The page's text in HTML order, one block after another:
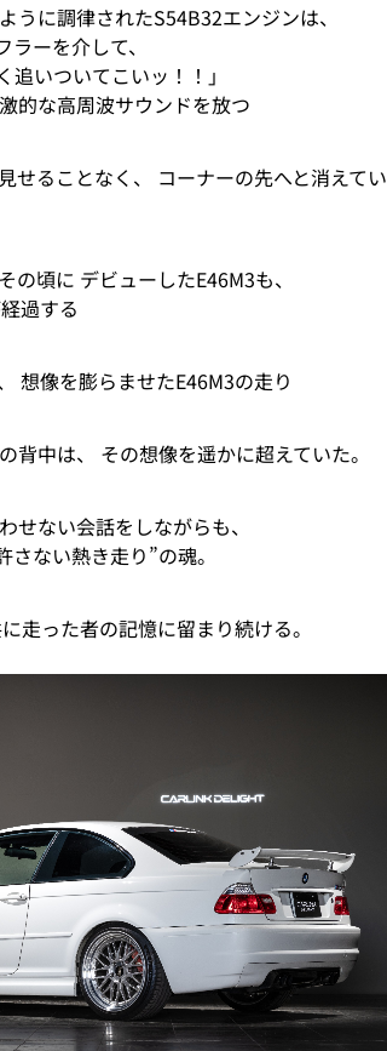
うに調律されたS54B32エンジンは、
ーを介して、
追いついてこいッ！！」
的な高周波サウンドを放つ
せることなく、 コーナーの先へと消えてい
頃に デビューしたE46M3も、
過する
想像を膨らませたE46M3の走り
背中は、 その想像を遥かに超えていた。
せない会話をしながらも、
ない熱き走り”の魂。
走った者の記憶に留まり続ける。